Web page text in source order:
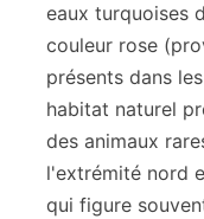
eaux turquoises
couleur rose
présents dans
habitat naturel
des animaux
l'extrémité nord
qui figure